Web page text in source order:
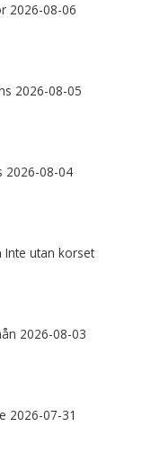
2026-08-06
2026-08-05
2026-08-04
Inte utan korset
2026-08-03
2026-07-31